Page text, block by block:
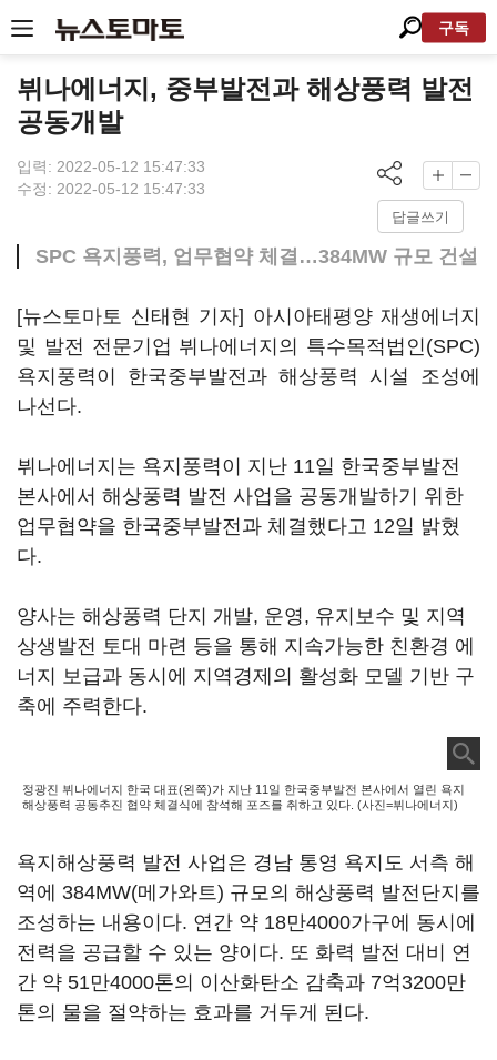
구독
뷔나에너지, 중부발전과 해상풍력 발전
공동개발
입력: 2022-05-12 15:47:33
수정: 2022-05-12 15:47:33
답글쓰기
SPC 욕지풍력, 업무협약 체결…384MW 규모 건설
[뉴스토마토 신태현 기자] 아시아태평양 재생에너지
및 발전 전문기업 뷔나에너지의 특수목적법인(SPC)
욕지풍력이 한국중부발전과 해상풍력 시설 조성에
나선다.
뷔나에너지는 욕지풍력이 지난 11일 한국중부발전
본사에서 해상풍력 발전 사업을 공동개발하기 위한
업무협약을 한국중부발전과 체결했다고 12일 밝혔
다.
양사는 해상풍력 단지 개발, 운영, 유지보수 및 지역
상생발전 토대 마련 등을 통해 지속가능한 친환경 에
너지 보급과 동시에 지역경제의 활성화 모델 기반 구
축에 주력한다.
정광진 뷔나에너지 한국 대표(왼쪽)가 지난 11일 한국중부발전 본사에서 열린 욕지
해상풍력 공동추진 협약 체결식에 참석해 포즈를 취하고 있다. (사진=뷔나에너지)
욕지해상풍력 발전 사업은 경남 통영 욕지도 서측 해
역에 384MW(메가와트) 규모의 해상풍력 발전단지를
조성하는 내용이다. 연간 약 18만4000가구에 동시에
전력을 공급할 수 있는 양이다. 또 화력 발전 대비 연
간 약 51만4000톤의 이산화탄소 감축과 7억3200만
톤의 물을 절약하는 효과를 거두게 된다.